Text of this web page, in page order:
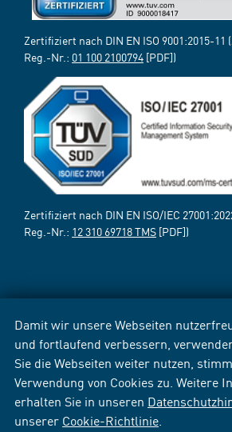
Damit wir unsere Webseiten
und fortlaufend verbessern,
Sie die Webseiten weiter nutzen,
Verwendung von Cookies zu. Weitere
erhalten Sie in unseren
unserer Cookie-Richtlinie
Zertifiziert nach DIN EN ISO 9001:2015-11
Reg.-Nr.: 01 100 2100794 [PDF])
Zertifiziert nach DIN EN ISO/IEC
Reg.-Nr.: 12 310 69718 TMS [PDF])